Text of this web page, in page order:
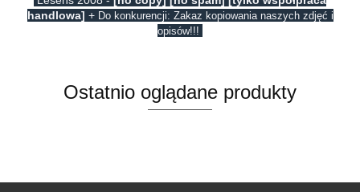
handlowa] + Do konkurencji: Zakaz kopiowania naszych zdjęć i
opisów!!!
Ostatnio oglądane produkty